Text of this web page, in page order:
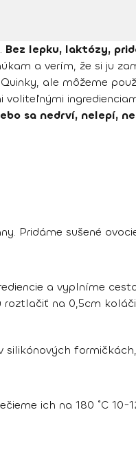
Bez lepku, laktózy,
a verím, že si ju
ale môžeme
sa nedrví, nelepí,
Pridáme sušené
a vyplníme
roztlačiť na 0,5cm
ich na 180 ˚C 10-